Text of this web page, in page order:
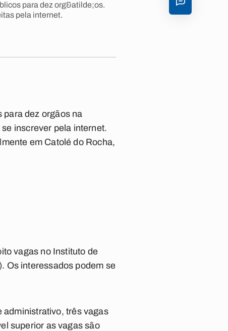
para dez org&atilde;os.
pela internet.
para dez orgãos na
inscrever pela internet.
em Catolé do Rocha,
vagas no Instituto de
Os interessados podem se
administrativo, três vagas
superior as vagas são